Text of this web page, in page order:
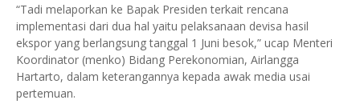
“Tadi melaporkan ke Bapak Presiden terkait rencana
implementasi dari dua hal yaitu pelaksanaan devisa hasil
ekspor yang berlangsung tanggal 1 Juni besok,” ucap Menteri
Koordinator (menko) Bidang Perekonomian, Airlangga
Hartarto, dalam keterangannya kepada awak media usai
pertemuan.